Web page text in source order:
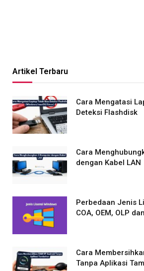
Artikel Terbaru
Cara Mengatasi
Deteksi Flashdisk
Cara
dengan Kabel LAN
Perbedaan Jenis
COA, OEM, OLP
Cara
Tanpa Aplikasi